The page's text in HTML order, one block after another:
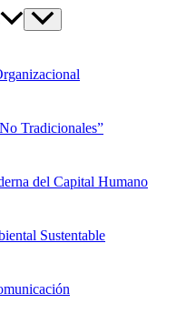
Tradicionales”
del Capital Humano
Sustentable